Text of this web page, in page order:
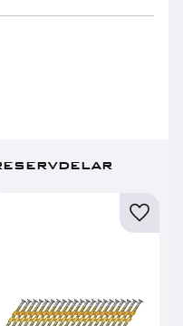
favoriter Lägg